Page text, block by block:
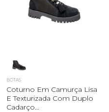
BOTAS
Coturno Em Camurça Lisa
E Texturizada Com Duplo
Cadarço...